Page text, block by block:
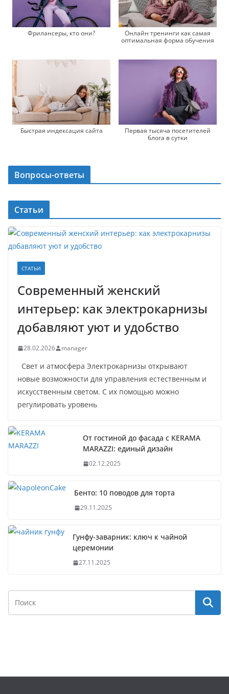
Фрилансеры, кто они?
Онлайн тренинги как самая
оптимальная форма обучения
Быстрая индексация сайта
Первая тысяча посетителей
блога в сутки
Вопросы-ответы
Статьи
СТАТЬИ
Современный женский
интерьер: как электрокарнизы
добавляют уют и удобство
28.02.2026 manager
Свет и атмосфера Электрокарнизы открывают
новые возможности для управления естественным и
искусственным светом. С их помощью можно
регулировать уровень
От гостиной до фасада с KERAMA
MARAZZI: единый дизайн
02.12.2025
Бенто: 10 поводов для торта
29.11.2025
Гунфу-заварник: ключ к чайной
церемонии
27.11.2025